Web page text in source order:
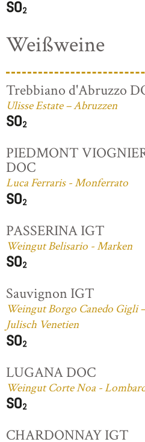
Weißweine
Trebbiano d'Abruzzo
Ulisse Estate – Abruzzen
PIEDMONT
DOC
Luca Ferraris - Monferrato
PASSERINA IGT
Weingut Belisario - Marken
Sauvignon IGT
Weingut Borgo Canedo Gigli –
Julisch Venetien
LUGANA DOC
Weingut Corte Noa -
CHARDONNAY IGT